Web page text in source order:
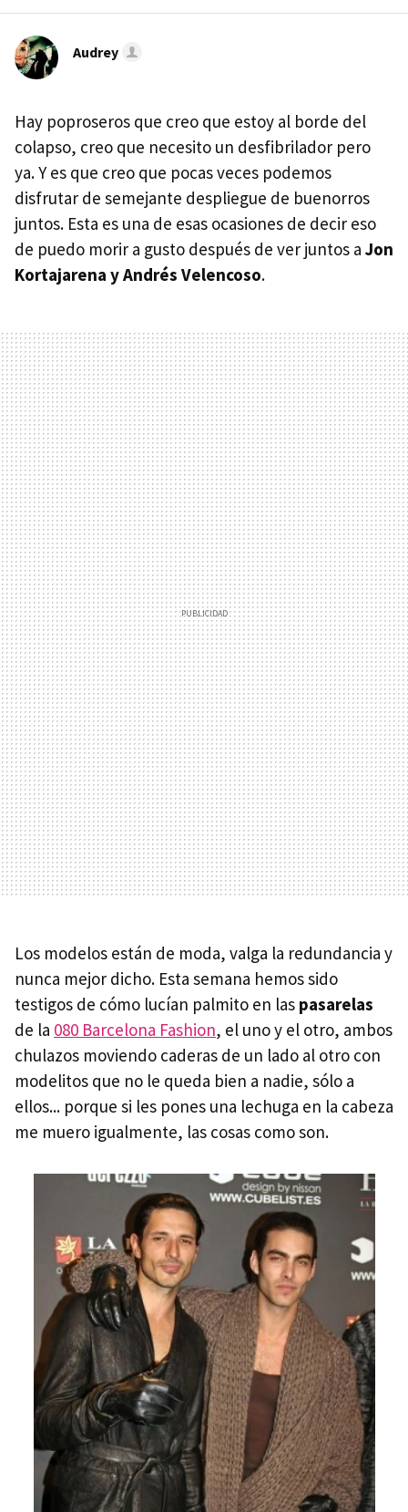
Audrey
Hay poproseros que creo que estoy al borde del
colapso, creo que necesito un desfibrilador pero
ya. Y es que creo que pocas veces podemos
disfrutar de semejante despliegue de buenorros
juntos. Esta es una de esas ocasiones de decir eso
de puedo morir a gusto después de ver juntos a Jon
Kortajarena y Andrés Velencoso.
Los modelos están de moda, valga la redundancia y
nunca mejor dicho. Esta semana hemos sido
testigos de cómo lucían palmito en las pasarelas
de la 080 Barcelona Fashion, el uno y el otro, ambos
chulazos moviendo caderas de un lado al otro con
modelitos que no le queda bien a nadie, sólo a
ellos... porque si les pones una lechuga en la cabeza
me muero igualmente, las cosas como son.